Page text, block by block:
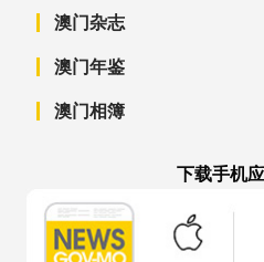
澳门杂志
澳门年鉴
澳门相簿
下载手机